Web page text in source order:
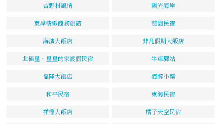
吉野村風情 陽光海岸
東岸精緻商務旅館 慈園民宿
海濱大飯店 非凡假期大飯店
北極星．星星的家渡假民宿 牛車驛站
福隆大飯店 海豚小築
和平民宿 東海民宿
祥鼎大飯店 橘子天空民宿